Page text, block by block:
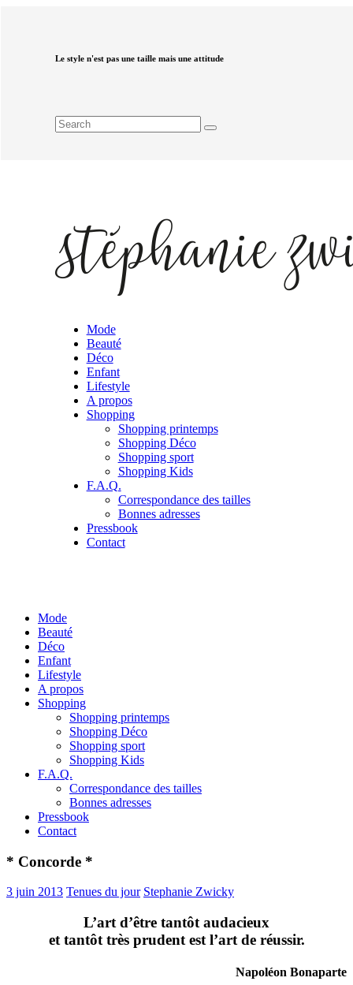
Le style n'est pas une taille mais une attitude
Mode
Beauté
Déco
Enfant
Lifestyle
A propos
Shopping
Shopping printemps
Shopping Déco
Shopping sport
Shopping Kids
F.A.Q.
Correspondance des tailles
Bonnes adresses
Pressbook
Contact
Mode
Beauté
Déco
Enfant
Lifestyle
A propos
Shopping
Shopping printemps
Shopping Déco
Shopping sport
Shopping Kids
F.A.Q.
Correspondance des tailles
Bonnes adresses
Pressbook
Contact
* Concorde *
3 juin 2013 Tenues du jour Stephanie Zwicky
L’art d’être tantôt audacieux
et tantôt très prudent est l’art de réussir.
Napoléon Bonaparte